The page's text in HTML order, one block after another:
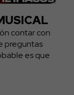
contar con
preguntas
es que